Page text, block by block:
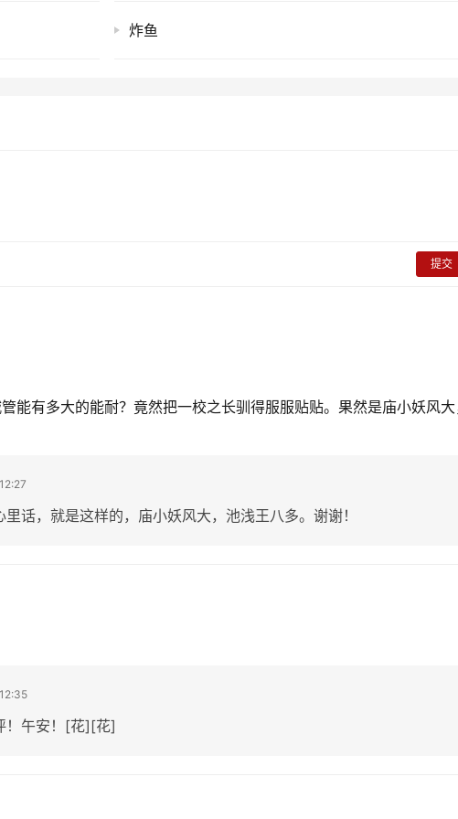
炸鱼
提交
能有多大的能耐？竟然把一校之长驯得服服贴贴。果然是庙小妖风
话，就是这样的，庙小妖风大，池浅王八多。谢谢！
！午安！[花][花]